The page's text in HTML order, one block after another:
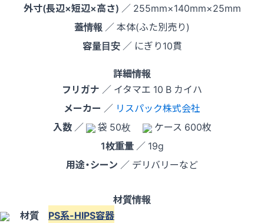
外寸(長辺×短辺×高さ) ／ 255mm×140mm×25mm
蓋情報 ／ 本体(ふた別売り)
容量目安／ にぎり10貫
詳細情報
フリガナ ／ イタマエ 10 B カイハ
メーカー ／ リスパック株式会社
入数／ 袋 50枚
ケース 600枚
1枚重量／ 19g
用途・シーン ／ デリバリーなど
材質情報
材質 PS系-HIPS容器